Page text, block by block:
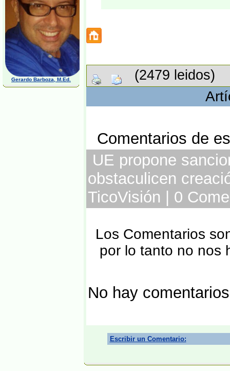
Gerardo Barboza, M.Ed.
(2479 leidos)
Comentarios de
UE propone
obstaculicen
TicoVisión | 0
Los Comentarios
por lo tanto no nos
No hay
Escribir un Comentario: